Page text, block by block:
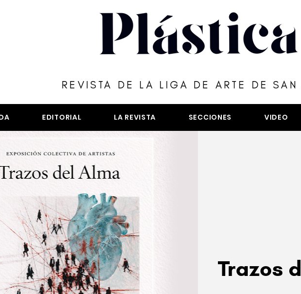
REVISTA DE LA LIGA DE ARTE DE SAN
EDITORIAL LA REVISTA SECCIONES VIDEO
Trazos